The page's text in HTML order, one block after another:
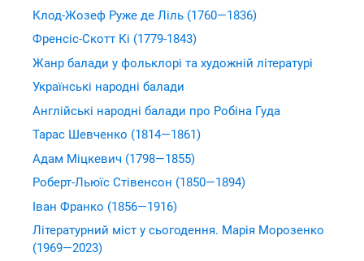
Клод-Жозеф Руже де Ліль (1760—1836)
Френсіс-Скотт Кі (1779-1843)
Жанр балади у фольклорі та художній літературі
Українські народні балади
Англійські народні балади про Робіна Гуда
Тарас Шевченко (1814—1861)
Адам Міцкевич (1798—1855)
Роберт-Льюїс Стівенсон (1850—1894)
Іван Франко (1856—1916)
Літературний міст у сьогодення. Марія Морозенко
(1969—2023)